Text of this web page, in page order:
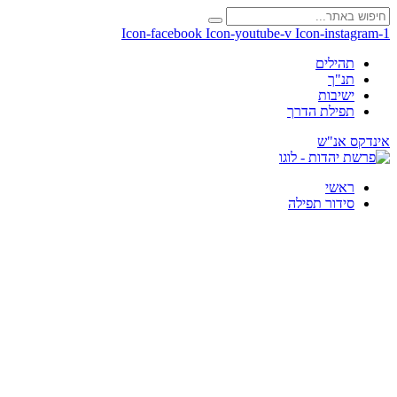
Icon-facebook Icon-youtube-v Icon-instagram-1
תהילים
תנ"ך
ישיבות
תפילת הדרך
אינדקס אנ"ש
ראשי
סידור תפילה